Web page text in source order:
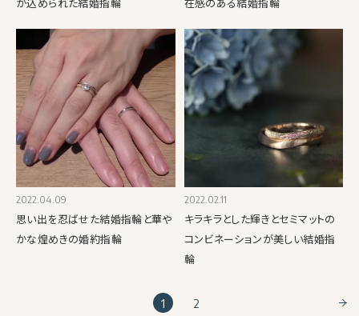
2022.04.09
思い出を忍ばせた結婚指輪と華や
かな煌めきの婚約指輪
2022.02.11
キラキラとした輝きとセミマットの
コンビネーションが美しい結婚指
輪
1 2